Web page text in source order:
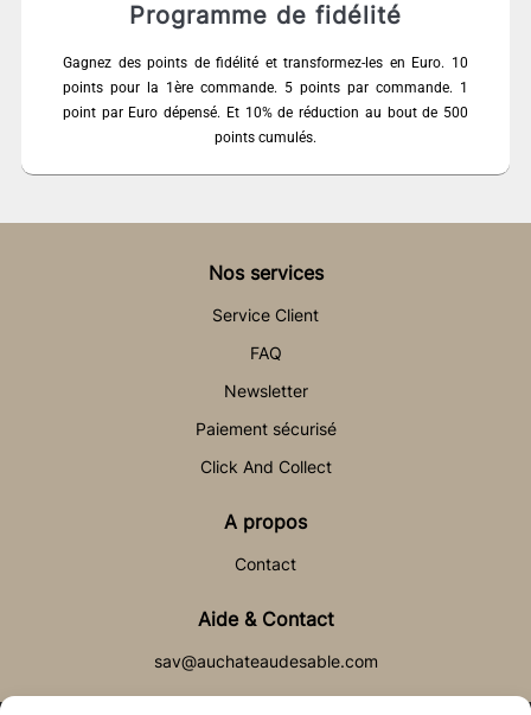
Programme de fidélité
Gagnez des points de fidélité et transformez-les en Euro. 10
points pour la 1ère commande. 5 points par commande. 1
point par Euro dépensé. Et 10% de réduction au bout de 500
points cumulés.
Nos services
Service Client
FAQ
Newsletter
Paiement sécurisé
Click And Collect
A propos
Contact
Aide & Contact
sav@auchateaudesable.com